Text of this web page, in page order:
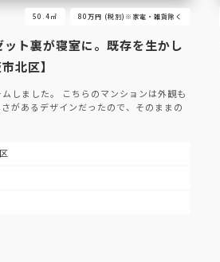
50.4㎡ 80万円 (税別)※家電・雑貨除く
ト裏が寝室に。既存を生かし
北区】
しました。 こちらのマンションは外観も
があるデザインだったので、そのままの